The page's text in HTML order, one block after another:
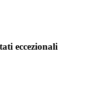
eccezionali